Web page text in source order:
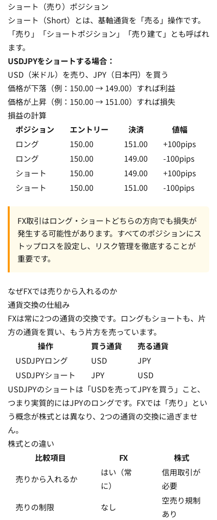
ショート（売り）ポジション
ショート（Short）とは、基軸通貨を「売る」操作です。
「売り」「ショートポジション」「売り建て」とも呼ばれ
ます。
USDJPYをショートする場合：
USD（米ドル）を売り、JPY（日本円）を買う
価格が下落（例：150.00 → 149.00）すれば利益
価格が上昇（例：150.00 → 151.00）すれば損失
損益の計算
ポジション
エントリー 決済 値幅
ロング
150.00 151.00 +100pips
ロング
150.00 149.00 -100pips
ショート
150.00 149.00 +100pips
ショート
150.00 151.00 -100pips
FX取引はロング・ショートどちらの方向でも損失が
発生する可能性があります。すべてのポジションにス
トップロスを設定し、リスク管理を徹底することが
重要です。
なぜFXでは売りから入れるのか
通貨交換の仕組み
FXは常に2つの通貨の交換です。ロングもショートも、片
方の通貨を買い、もう片方を売っています。
操作
買う通貨
売る通貨
USDJPYロング
USD
JPY
USDJPYショート
JPY
USD
USDJPYのショートは「USDを売ってJPYを買う」こと、
つまり実質的にはJPYのロングです。FXでは「売り」とい
う概念が株式とは異なり、2つの通貨の交換に過ぎませ
ん。
株式との違い
比較項目
FX
株式
売りから入れるか
はい（常
に）
信用取引が
必要
売りの制限
なし
空売り規制
あり